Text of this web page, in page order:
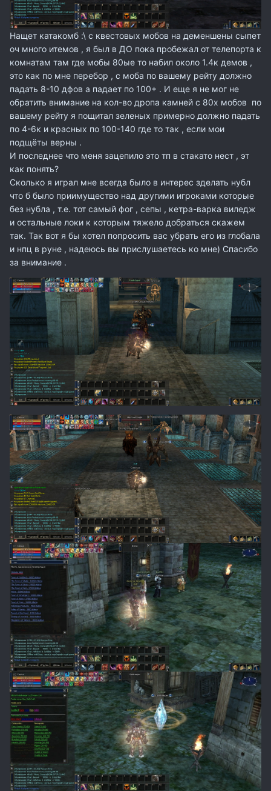
Нащет катакомб :\ с квестовых мобов на деменшены сыпет
оч много итемов , я был в ДО пока пробежал от телепорта к
комнатам там где мобы 80ые то набил около 1.4к демов ,
это как по мне перебор , с моба по вашему рейту должно
падать 8-10 дфов а падает по 100+ . И еще я не мог не
обратить внимание на кол-во дропа камней с 80х мобов по
вашему рейту я пощитал зеленых примерно должно падать
по 4-6к и красных по 100-140 где то так , если мои
подщёты верны .
И последнее что меня зацепило это тп в стакато нест , эт
как понять?
Сколько я играл мне всегда было в интерес зделать нубл
что б было приимущество над другими игроками которые
без нубла , т.е. тот самый фог , сепы , кетра-варка виледж
и остальные локи к которым тяжело добраться скажем
так. Так вот я бы хотел попросить вас убрать его из глобала
и нпц в руне , надеюсь вы прислушаетесь ко мне) Спасибо
за внимание .